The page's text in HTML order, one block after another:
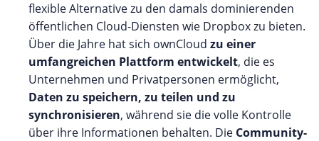
flexible Alternative zu den damals dominierenden
öffentlichen Cloud-Diensten wie Dropbox zu bieten.
Über die Jahre hat sich ownCloud zu einer
umfangreichen Plattform entwickelt, die es
Unternehmen und Privatpersonen ermöglicht,
Daten zu speichern, zu teilen und zu
synchronisieren, während sie die volle Kontrolle
über ihre Informationen behalten. Die Community-